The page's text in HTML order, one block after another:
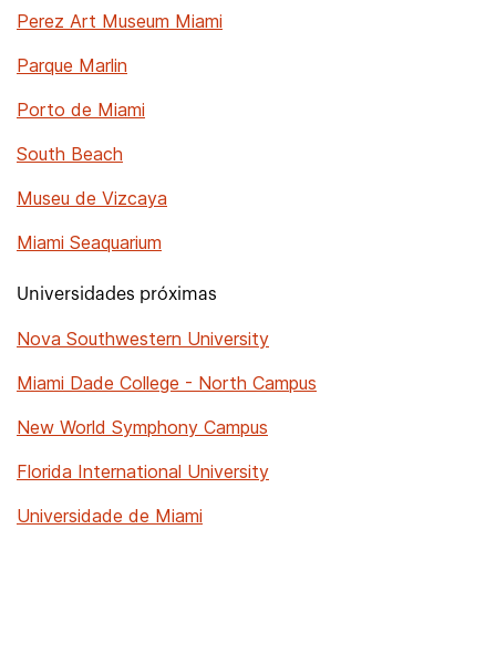
Perez Art Museum Miami
Parque Marlin
Porto de Miami
South Beach
Museu de Vizcaya
Miami Seaquarium
Universidades próximas
Nova Southwestern University
Miami Dade College - North Campus
New World Symphony Campus
Florida International University
Universidade de Miami